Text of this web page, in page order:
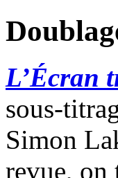
L’Écran
sous-
Simon
revue, on